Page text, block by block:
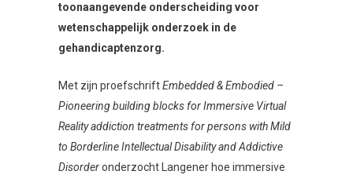
toonaangevende onderscheiding voor
wetenschappelijk onderzoek in de
gehandicaptenzorg.
Met zijn proefschriftEmbedded & Embodied –
Pioneering building blocks for Immersive Virtual
Reality addiction treatments for persons with Mild
to Borderline Intellectual Disability and Addictive
Disorderonderzocht Langener hoe immersive